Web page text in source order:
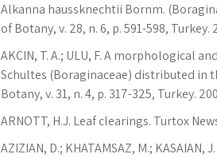
Alkanna haussknechtii Bornm.
of Botany, v. 28, n. 6, p. 591-598, Turkey.
AKÇIN, T. A.; ULU, F. A morphological
Schultes (Boraginaceae) distributed in
Botany, v. 31, n. 4, p. 317-325, Turkey.
ARNOTT, H.J. Leaf clearings. Turtox
AZIZIAN, D.; KHATAMSAZ, M.;